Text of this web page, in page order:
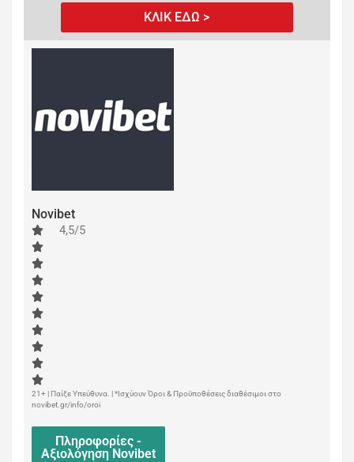
ΚΛΙΚ ΕΔΩ >
Novibet
4,5/5
21+ | Παίξε Υπεύθυνα. | *Ισχύουν Όροι & Προϋποθέσεις διαθέσιμοι στο
novibet.gr/info/oroi
Πληροφορίες -
Αξιολόγηση Novibet